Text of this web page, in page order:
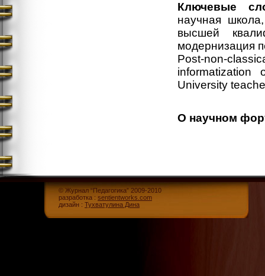
Ключевые
научная
высшей
модернизация
Post-non-
informatization
University
О научном
© Журнал “Педагогика” 2009-2010
разработка : sentientworks.com
дизайн : Тухватулина Дина